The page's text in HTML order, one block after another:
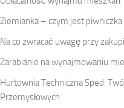
Ziemianka – czym jest
Na co zwracać uwagę przy
Zarabianie na wynajmowaniu
Hurtownia Techniczna Sped:
Przemysłowych